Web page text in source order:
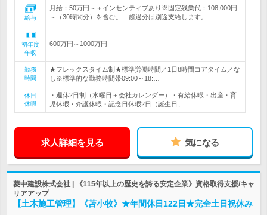
給与
月給：50万円～＋インセンティブあり※固定残業代：108,000円
～（30時間分）を含む。 超過分は別途支給します。…
初年度
年収
600万円～1000万円
勤務
時間
★フレックスタイム制★標準労働時間／1日8時間コアタイム／な
し※標準的な勤務時間帯09:00～18:…
休日
休暇
・週休2日制（水曜日＋会社カレンダー）・有給休暇・出産・育
児休暇・介護休暇・記念日休暇2日（誕生日、…
求人詳細を見る 気になる
菱中建設株式会社 | 《115年以上の歴史を誇る安定企業》資格取得支援/キャ
リアアップ
【土木施工管理】《苫小牧》★年間休日122日★完全土日祝休み